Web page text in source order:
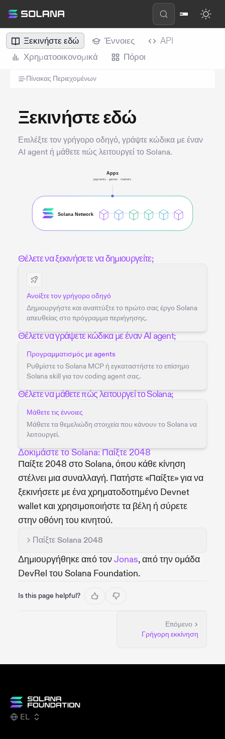
Ξεκινήστε εδώ Έννοιες
API
Χρηματοοικονομικά
Πόροι
Πίνακας Περιεχομένων
Ξεκινήστε εδώ
Επιλέξτε τον γρήγορο οδηγό, γράψτε κώδικα με έναν
AI agent ή μάθετε πώς λειτουργεί το Solana.
Θέλετε να ξεκινήσετε να δημιουργείτε;
Ανοίξτε τον γρήγορο οδηγό
Δημιουργήστε και αναπτύξτε το πρώτο σας έργο Solana
απευθείας στο πρόγραμμα περιήγησης.
Θέλετε να γράψετε κώδικα με έναν AI agent;
Προγραμματισμός με agents
Ρυθμίστε το Solana MCP ή εγκαταστήστε το επίσημο
Solana skill για τον coding agent σας.
Θέλετε να μάθετε πώς λειτουργεί το Solana;
Μάθετε τις έννοιες
Μάθετε τα θεμελιώδη στοιχεία που κάνουν το Solana να
λειτουργεί.
Δοκιμάστε το Solana: Παίξτε 2048
Παίξτε 2048 στο Solana, όπου κάθε κίνηση
στέλνει μια συναλλαγή. Πατήστε «Παίξτε» για να
ξεκινήσετε με ένα χρηματοδοτημένο Devnet
wallet και χρησιμοποιήστε τα βέλη ή σύρετε
στην οθόνη του κινητού.
Παίξτε Solana 2048
Δημιουργήθηκε από τονJonas, από την ομάδα
DevRel του Solana Foundation.
Is this page helpful?
Επόμενο
Γρήγορη εκκίνηση
EL